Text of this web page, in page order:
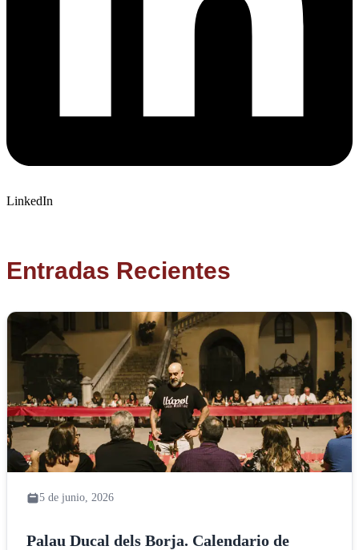
LinkedIn
Entradas Recientes
5 de junio, 2026
Palau Ducal dels Borja. Calendario de